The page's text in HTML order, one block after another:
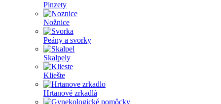
Pinzety
Nožnice
Peány a svorky
Skalpely
Kliešte
Hrtanové zrkadlá